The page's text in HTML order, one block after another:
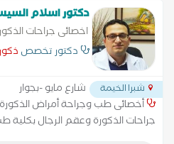
دكتور اسلام
اخصائى جراحات
دكتور تخصص
شبرا الخيمة
شارع مايو -بجوار
أخصائى طب وجراحة أمراض
جراحات الذكورة وعقم الرجال بكلية